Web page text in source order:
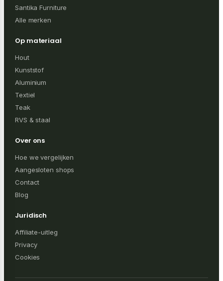
Santika Furniture
Alle merken
Op materiaal
Hout
Kunststof
Aluminium
Textiel
Teak
RVS & staal
Over ons
Hoe we vergelijken
Aangesloten shops
Contact
Blog
Juridisch
Affiliate-uitleg
Privacy
Cookies